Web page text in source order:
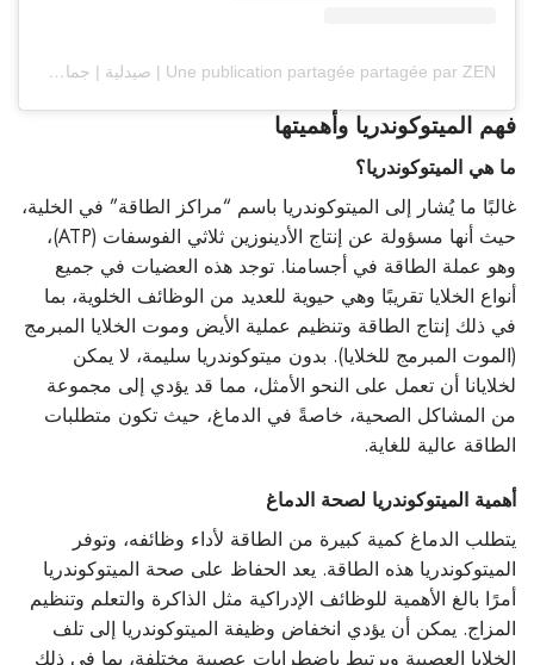
Une publication partagée partagée par ZEN | صيدلية | جمال | صحة (@zenhealthcare)
فهم الميتوكوندريا وأهميتها
ما هي الميتوكوندريا؟
غالبًا ما يُشار إلى الميتوكوندريا باسم “مراكز الطاقة” في الخلية،
حيث أنها مسؤولة عن إنتاج الأدينوزين ثلاثي الفوسفات (ATP)،
وهو عملة الطاقة في أجسامنا. توجد هذه العضيات في جميع
أنواع الخلايا تقريبًا وهي حيوية للعديد من الوظائف الخلوية، بما
في ذلك إنتاج الطاقة وتنظيم عملية الأيض وموت الخلايا المبرمج
(الموت المبرمج للخلايا). بدون ميتوكوندريا سليمة، لا يمكن
لخلايانا أن تعمل على النحو الأمثل، مما قد يؤدي إلى مجموعة
من المشاكل الصحية، خاصةً في الدماغ، حيث تكون متطلبات
الطاقة عالية للغاية.
أهمية الميتوكوندريا لصحة الدماغ
يتطلب الدماغ كمية كبيرة من الطاقة لأداء وظائفه، وتوفر
الميتوكوندريا هذه الطاقة. يعد الحفاظ على صحة الميتوكوندريا
أمرًا بالغ الأهمية للوظائف الإدراكية مثل الذاكرة والتعلم وتنظيم
المزاج. يمكن أن يؤدي انخفاض وظيفة الميتوكوندريا إلى تلف
الخلايا العصبية ويرتبط باضطرابات عصبية مختلفة، بما في ذلك